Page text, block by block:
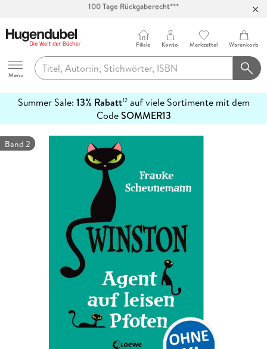
Abholung in über 100 Filialen
Hugendubel
Menu
Filiale Konto Merkzettel Warenkorb
Summer Sale: 13% Rabatt12auf viele Sortimente mit dem
CodeSOMMER13
erfahren
Band 2